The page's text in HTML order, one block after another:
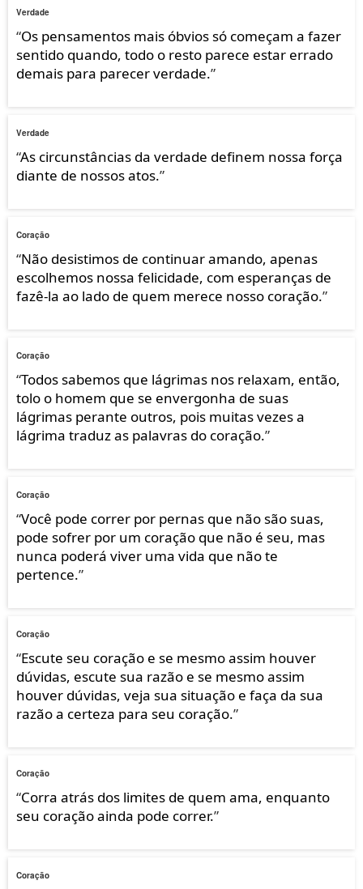
Verdade
“Os pensamentos mais óbvios só começam a fazer
sentido quando, todo o resto parece estar errado
demais para parecer verdade.”
Verdade
“As circunstâncias da verdade definem nossa força
diante de nossos atos.”
Coração
“Não desistimos de continuar amando, apenas
escolhemos nossa felicidade, com esperanças de
fazê-la ao lado de quem merece nosso coração.”
Coração
“Todos sabemos que lágrimas nos relaxam, então,
tolo o homem que se envergonha de suas
lágrimas perante outros, pois muitas vezes a
lágrima traduz as palavras do coração.”
Coração
“Você pode correr por pernas que não são suas,
pode sofrer por um coração que não é seu, mas
nunca poderá viver uma vida que não te
pertence.”
Coração
“Escute seu coração e se mesmo assim houver
dúvidas, escute sua razão e se mesmo assim
houver dúvidas, veja sua situação e faça da sua
razão a certeza para seu coração.”
Coração
“Corra atrás dos limites de quem ama, enquanto
seu coração ainda pode correr.”
Coração